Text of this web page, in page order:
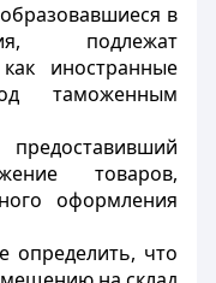
в
подлежат
иностранные
таможенным
товаров,
оформления
определить, что